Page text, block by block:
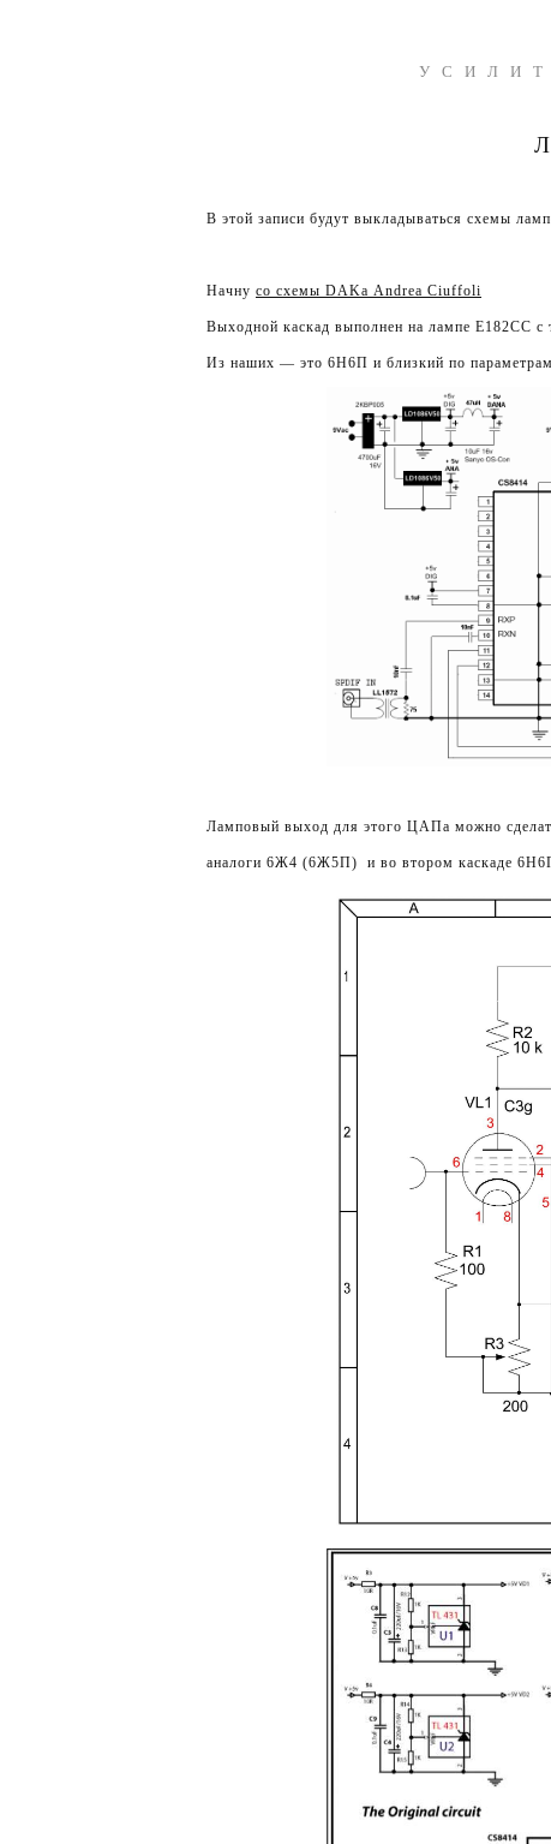
В этой записи будут выкладываться схемы
Начну со схемы DAKа Andrea Ciuffoli
Выходной каскад выполнен на лампе E182CC
Из наших — это 6Н6П и близкий по
Ламповый выход для этого ЦАПа можно
аналоги 6Ж4 (6Ж5П) и во втором каскаде